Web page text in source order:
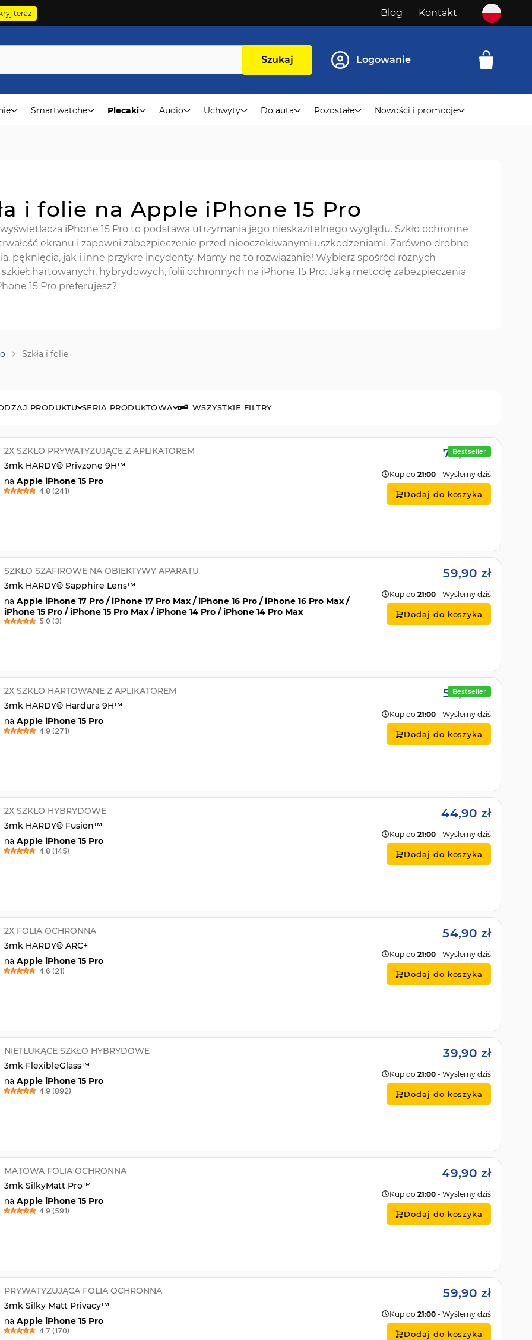
teraz Blog Kontakt
Szukaj Logowanie
Smartwatche Plecaki Audio Uchwyty Do auta Pozostałe Nowości i promocje
i folie na Apple iPhone 15 Pro
iPhone 15 Pro to podstawa utrzymania jego nieskazitelnego wyglądu. Szkło ochronne
ekranu i zapewni zabezpieczenie przed nieoczekiwanymi uszkodzeniami. Zarówno drobne
pęknięcia, jak i inne przykre incydenty. Mamy na to rozwiązanie! Wybierz spośród różnych
hartowanych, hybrydowych, folii ochronnych na iPhone 15 Pro. Jaką metodę zabezpieczenia
15 Pro preferujesz?
Szkła i folie
PRODUKTU SERIA PRODUKTOWA WSZYSTKIE FILTRY
2X SZKŁO PRYWATYZUJĄCE Z APLIKATOREM
3mk HARDY® Privzone 9H™
na Apple iPhone 15 Pro
4.8 (241)
Bestseller
79,90 zł
Kup do 21:00 - Wyślemy dziś
Dodaj do koszyka
SZKŁO SZAFIROWE NA OBIEKTYWY APARATU
3mk HARDY® Sapphire Lens™
na Apple iPhone 17 Pro / iPhone 17 Pro Max / iPhone 16 Pro / iPhone 16 Pro Max /
iPhone 15 Pro / iPhone 15 Pro Max / iPhone 14 Pro / iPhone 14 Pro Max
5.0 (3)
59,90 zł
Kup do 21:00 - Wyślemy dziś
Dodaj do koszyka
2X SZKŁO HARTOWANE Z APLIKATOREM
3mk HARDY® Hardura 9H™
na Apple iPhone 15 Pro
4.9 (271)
Bestseller
59,90 zł
Kup do 21:00 - Wyślemy dziś
Dodaj do koszyka
2X SZKŁO HYBRYDOWE
3mk HARDY® Fusion™
na Apple iPhone 15 Pro
4.8 (145)
44,90 zł
Kup do 21:00 - Wyślemy dziś
Dodaj do koszyka
2X FOLIA OCHRONNA
3mk HARDY® ARC+
na Apple iPhone 15 Pro
4.6 (21)
54,90 zł
Kup do 21:00 - Wyślemy dziś
Dodaj do koszyka
NIETŁUKĄCE SZKŁO HYBRYDOWE
3mk FlexibleGlass™
na Apple iPhone 15 Pro
4.9 (892)
39,90 zł
Kup do 21:00 - Wyślemy dziś
Dodaj do koszyka
MATOWA FOLIA OCHRONNA
3mk SilkyMatt Pro™
na Apple iPhone 15 Pro
4.9 (591)
49,90 zł
Kup do 21:00 - Wyślemy dziś
Dodaj do koszyka
PRYWATYZUJĄCA FOLIA OCHRONNA
3mk Silky Matt Privacy™
na Apple iPhone 15 Pro
4.7 (170)
59,90 zł
Kup do 21:00 - Wyślemy dziś
Dodaj do koszyka